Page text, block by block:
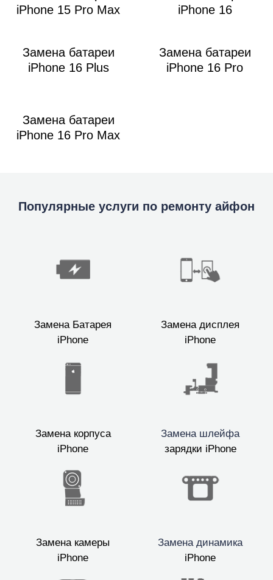
iPhone 15 Pro Max
iPhone 16
Замена батареи
iPhone 16 Plus
Замена батареи
iPhone 16 Pro
Замена батареи
iPhone 16 Pro Max
Популярные услуги по ремонту айфон
Замена Батарея
iPhone
Замена дисплея
iPhone
Замена корпуса
iPhone
Замена шлейфа
зарядки iPhone
Замена камеры
iPhone
Замена динамика
iPhone